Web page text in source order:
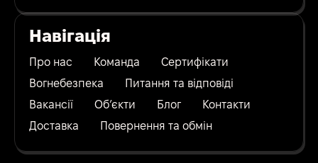
Навігація
Про нас Команда
Сертифікати
Вогнебезпека
Питання та відповіді
Вакансії
Об’єкти Блог
Контакти
Доставка
Повернення та обмін